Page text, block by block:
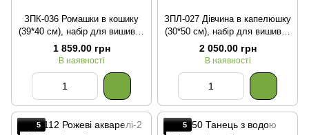
ЗПК-036 Ромашки в кошику
(39*40 см), набір для вишивки
бісером картини
1 859.00 грн
В наявності
ЗПЛ-027 Дівчина в капелюшку
(30*50 см), набір для вишивки
бісером картини
2 050.00 грн
В наявності
5 5